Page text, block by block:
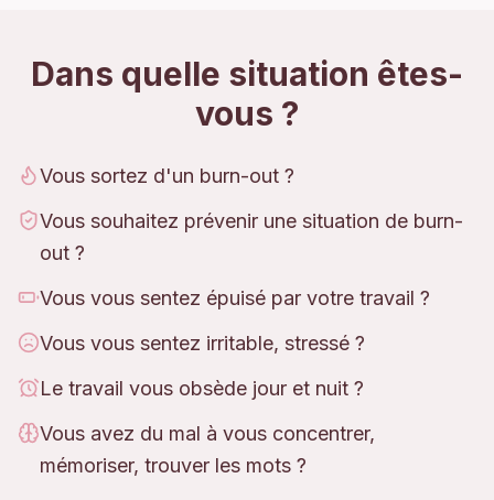
Dans quelle situation êtes-
vous ?
Vous sortez d'un burn-out ?
Vous souhaitez prévenir une situation de burn-
out ?
Vous vous sentez épuisé par votre travail ?
Vous vous sentez irritable, stressé ?
Le travail vous obsède jour et nuit ?
Vous avez du mal à vous concentrer,
mémoriser, trouver les mots ?